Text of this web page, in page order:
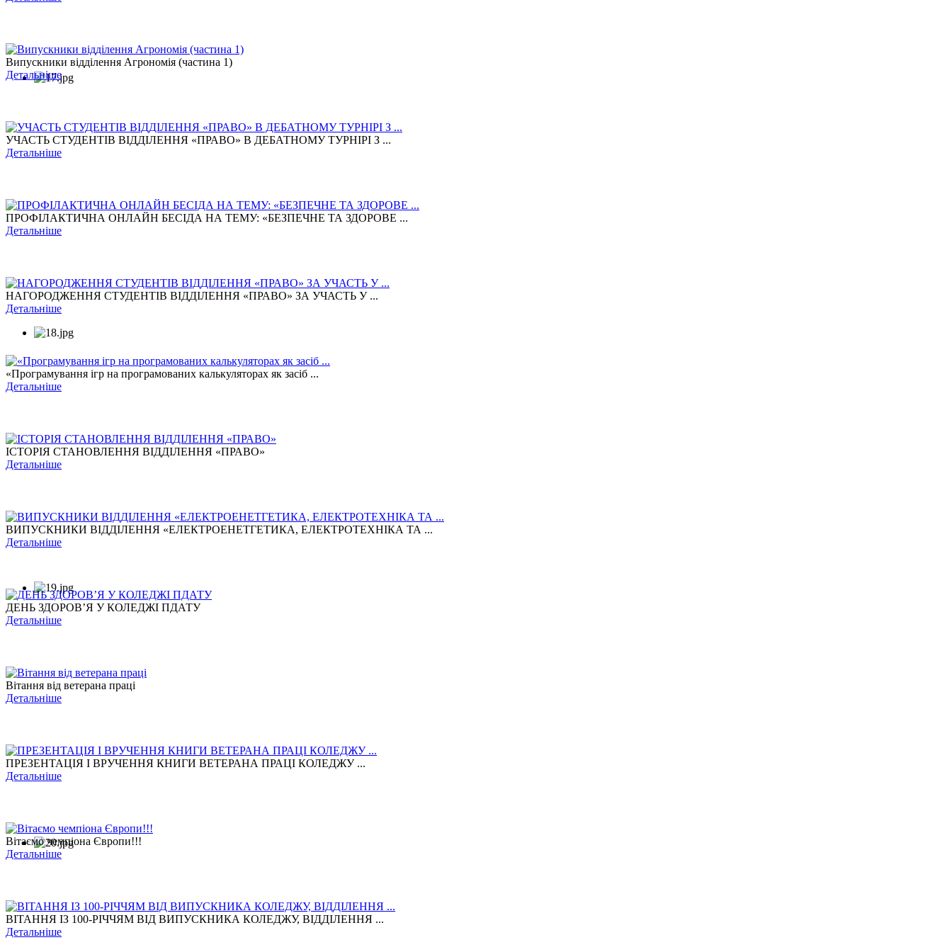
Випускники відділення Агрономія (частина 1)
Детальніше
УЧАСТЬ СТУДЕНТІВ ВІДДІЛЕННЯ «ПРАВО» В ДЕБАТНОМУ ТУРНІРІ З ...
Детальніше
ПРОФІЛАКТИЧНА ОНЛАЙН БЕСІДА НА ТЕМУ: «БЕЗПЕЧНЕ ТА ЗДОРОВЕ ...
Детальніше
НАГОРОДЖЕННЯ СТУДЕНТІВ ВІДДІЛЕННЯ «ПРАВО» ЗА УЧАСТЬ У ...
Детальніше
«Програмування ігр на програмованих калькуляторах як засіб ...
Детальніше
ІСТОРІЯ СТАНОВЛЕННЯ ВІДДІЛЕННЯ «ПРАВО»
Детальніше
ВИПУСКНИКИ ВІДДІЛЕННЯ «ЕЛЕКТРОЕНЕТГЕТИКА, ЕЛЕКТРОТЕХНІКА ТА ...
Детальніше
ДЕНЬ ЗДОРОВ’Я У КОЛЕДЖІ ПДАТУ
Детальніше
Вітання від ветерана праці
Детальніше
ПРЕЗЕНТАЦІЯ І ВРУЧЕННЯ КНИГИ ВЕТЕРАНА ПРАЦІ КОЛЕДЖУ ...
Детальніше
Вітаємо чемпіона Європи!!!
Детальніше
ВІТАННЯ ІЗ 100-РІЧЧЯМ ВІД ВИПУСКНИКА КОЛЕДЖУ, ВІДДІЛЕННЯ ...
Детальніше